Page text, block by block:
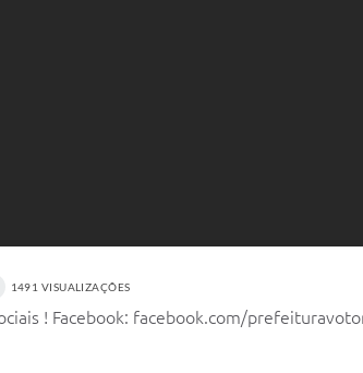
1491 VISUALIZAÇÕES
! Facebook: facebook.com/